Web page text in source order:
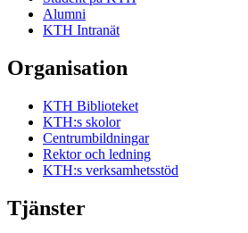
Alumni
KTH Intranät
Organisation
KTH Biblioteket
KTH:s skolor
Centrumbildningar
Rektor och ledning
KTH:s verksamhetsstöd
Tjänster